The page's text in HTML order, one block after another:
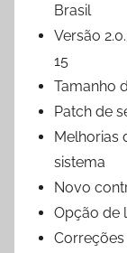
Brasil
Versão
15
Tamanho
Patch de
Melhorias
sistema
Novo
Opção de